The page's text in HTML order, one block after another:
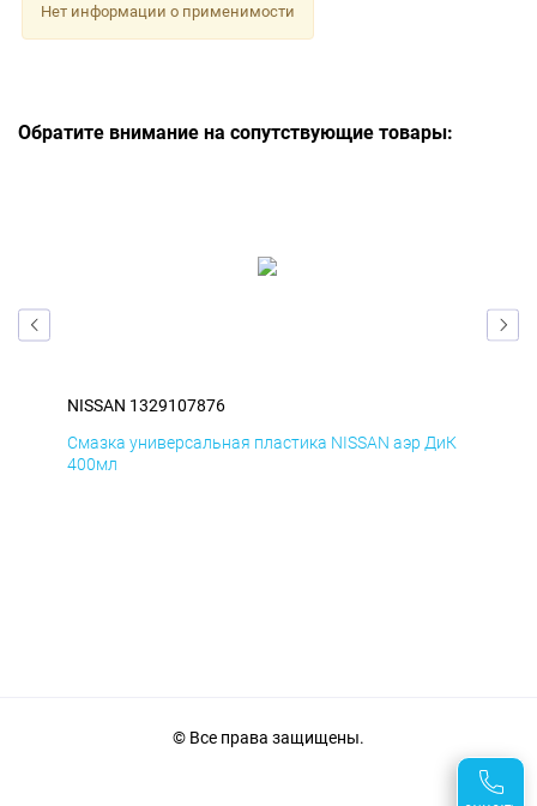
Нет информации о применимости
Обратите внимание на сопутствующие товары:
NISSAN 1329107876
Смазка универсальная пластика NISSAN аэр ДиК
400мл
© Все права защищены.